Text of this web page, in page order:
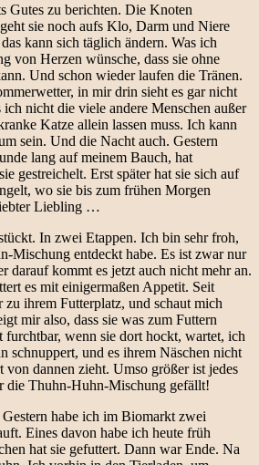
Gutes zu berichten. Die Knoten
sie noch aufs Klo, Darm und Niere
kann sich täglich ändern. Was ich
von Herzen wünsche, dass sie ohne
Und schon wieder laufen die Tränen.
in mir drin sieht es gar nicht
nicht die viele andere Menschen außer
Katze allein lassen muss. Ich kann
sein. Und die Nacht auch. Gestern
lang auf meinem Bauch, hat
gestreichelt. Erst später hat sie sich auf
wo sie bis zum frühen Morgen
Liebling …
In zwei Etappen. Ich bin sehr froh,
Mischung entdeckt habe. Es ist zwar nur
darauf kommt es jetzt auch nicht mehr an.
es mit einigermaßen Appetit. Seit
zu ihrem Futterplatz, und schaut mich
mir also, dass sie was zum Futtern
furchtbar, wenn sie dort hockt, wartet, ich
schnuppert, und es ihrem Näschen nicht
von dannen zieht. Umso größer ist jedes
die Thuhn-Huhn-Mischung gefällt!
habe ich im Biomarkt zwei
Eines davon habe ich heute früh
hat sie gefuttert. Dann war Ende. Na